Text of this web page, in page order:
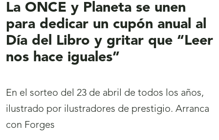
La ONCE y Planeta se unen
para dedicar un cupón anual al
Día del Libro y gritar que “Leer
nos hace iguales”
En el sorteo del 23 de abril de todos los años,
ilustrado por ilustradores de prestigio. Arranca
con Forges